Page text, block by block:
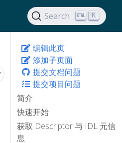
Search K
编辑此页
添加子页面
提交文档问题
提交项目问题
简介
快速开始
获取 Descriptor 与 IDL 元信
息
Dropdown